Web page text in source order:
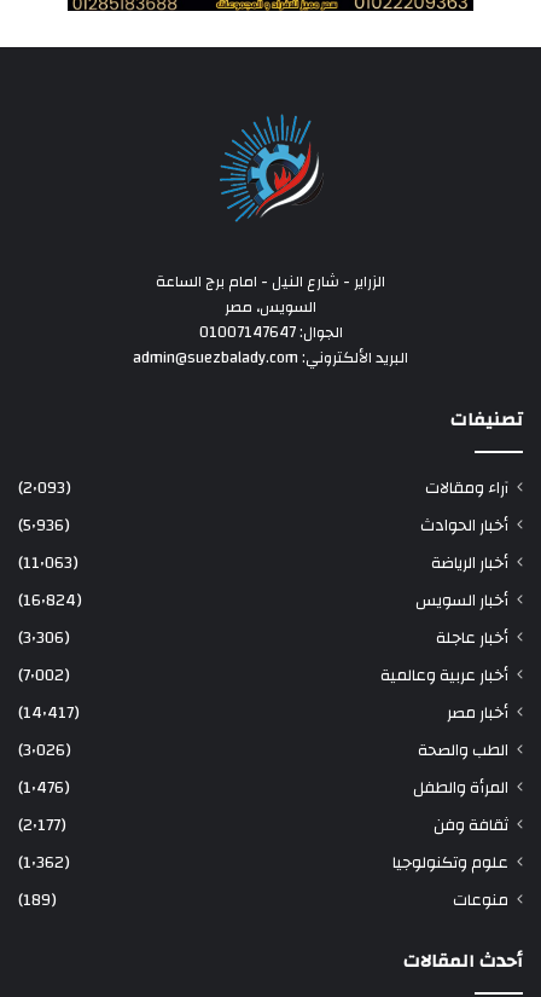
الزراير - شارع النيل - امام برج الساعة
السويس، مصر
الجوال: 01007147647
البريد الألكتروني: admin@suezbalady.com
تصنيفات
آراء ومقالات
(2٬093)
أخبار الحوادث
(5٬936)
أخبار الرياضة
(11٬063)
أخبار السويس
(16٬824)
أخبار عاجلة
(3٬306)
أخبار عربية وعالمية
(7٬002)
أخبار مصر
(14٬417)
الطب والصحة
(3٬026)
المرأة والطفل
(1٬476)
ثقافة وفن
(2٬177)
علوم وتكنولوجيا
(1٬362)
منوعات
(189)
أحدث المقالات